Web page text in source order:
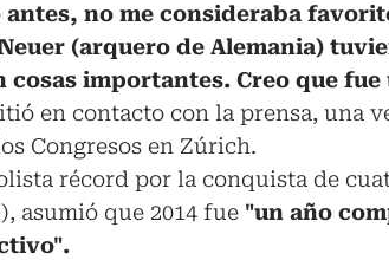
no me consideraba
(arquero de Alemania)
cosas importantes. Creo que
en contacto con la prensa, una
Congresos en Zúrich.
récord por la conquista de
asumió que 2014 fue "un año